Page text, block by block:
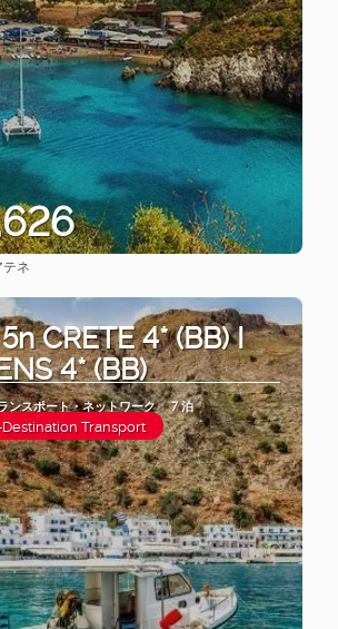
テネ
CRETE 4* (BB) I
4* (BB)
ンスポート・ネットワーク 7 泊
Transport